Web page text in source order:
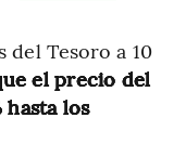
del Tesoro a 10
el precio del
los